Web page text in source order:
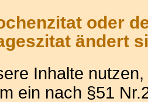
oder
ändert
Inhalte
ein nach §51